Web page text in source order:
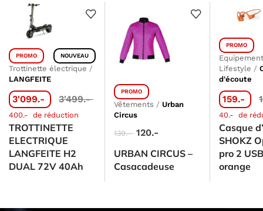
PROMO NOUVEAU
Trottinette électrique /
LANGFEITE
3'099.- 3'499.-
400.- de réduction
TROTTINETTE
ELECTRIQUE
LANGFEITE H2
DUAL 72V 40Ah
PROMO
Vêtements / Urban
Circus
139.- 120.-
URBAN CIRCUS –
Casacadeuse
PROMO
Lifestyle /
d'écoute
159.-
40.- de
Casque
SHOKZ
pro 2
orange